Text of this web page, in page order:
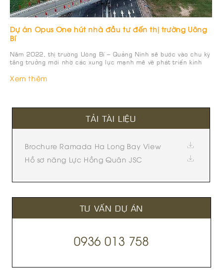
Dự án Opus One hút nhà đầu tư đến thị trường Uông
Bí
Năm 2022, thị trường Uông Bí – Quảng Ninh sẽ bước vào chu kỳ
tăng trưởng mới nhờ các xung lực mạnh mẽ về phát triển kinh
dự án tầm cỡ. Bất động sản Uông Bí sôi động trở lại […]
Xem thêm
TẢI TÀI LIỆU
Brochure Ramada Ha Long Bay View
Hồ sơ năng Lực Hồng Quân JSC
TƯ VẤN DỰ ÁN
0936 013 758